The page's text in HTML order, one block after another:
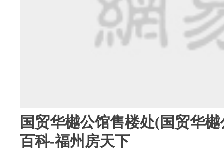
国贸华樾公馆售楼处(国贸华
百科-福州房天下